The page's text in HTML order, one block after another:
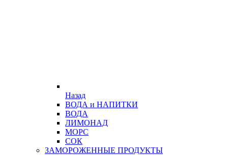
Назад
ВОДА и НАПИТКИ
ВОДА
ЛИМОНАД
МОРС
СОК
ЗАМОРОЖЕННЫЕ ПРОДУКТЫ